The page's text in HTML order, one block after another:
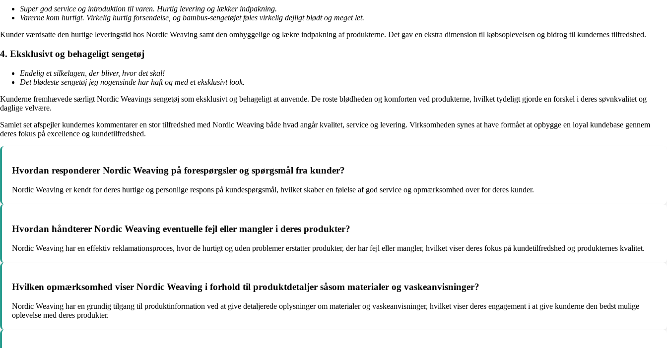
Super god service og introduktion til varen. Hurtig levering og lækker indpakning.
Varerne kom hurtigt. Virkelig hurtig forsendelse, og bambus-sengetøjet føles virkelig dejligt blødt og meget let.
Kunder værdsatte den hurtige leveringstid hos Nordic Weaving samt den omhyggelige og lækre indpakning af produkterne. Det gav en ekstra dimension til købsoplevelsen og bidrog til kundernes tilfredshed.
4. Eksklusivt og behageligt sengetøj
Endelig et silkelagen, der bliver, hvor det skal!
Det blødeste sengetøj jeg nogensinde har haft og med et eksklusivt look.
Kunderne fremhævede særligt Nordic Weavings sengetøj som eksklusivt og behageligt at anvende. De roste blødheden og komforten ved produkterne, hvilket tydeligt gjorde en forskel i deres søvnkvalitet og
daglige velvære.
Samlet set afspejler kundernes kommentarer en stor tilfredshed med Nordic Weaving både hvad angår kvalitet, service og levering. Virksomheden synes at have formået at opbygge en loyal kundebase gennem
deres fokus på excellence og kundetilfredshed.
Hvordan responderer Nordic Weaving på forespørgsler og spørgsmål fra kunder?
Nordic Weaving er kendt for deres hurtige og personlige respons på kundespørgsmål, hvilket skaber en følelse af god service og opmærksomhed over for deres kunder.
Hvordan håndterer Nordic Weaving eventuelle fejl eller mangler i deres produkter?
Nordic Weaving har en effektiv reklamationsproces, hvor de hurtigt og uden problemer erstatter produkter, der har fejl eller mangler, hvilket viser deres fokus på kundetilfredshed og produkternes kvalitet.
Hvilken opmærksomhed viser Nordic Weaving i forhold til produktdetaljer såsom materialer og vaskeanvisninger?
Nordic Weaving har en grundig tilgang til produktinformation ved at give detaljerede oplysninger om materialer og vaskeanvisninger, hvilket viser deres engagement i at give kunderne den bedst mulige
oplevelse med deres produkter.